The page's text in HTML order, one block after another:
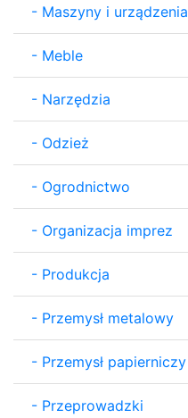
- Maszyny i urządzenia
- Meble
- Narzędzia
- Odzież
- Ogrodnictwo
- Organizacja imprez
- Produkcja
- Przemysł metalowy
- Przemysł papierniczy
- Przeprowadzki